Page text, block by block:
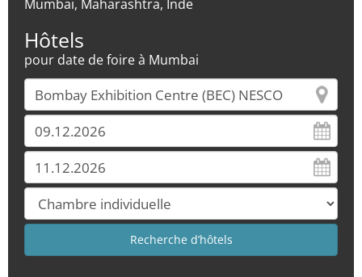
Mumbai, Maharashtra, Inde
Hôtels
pour date de foire à Mumbai